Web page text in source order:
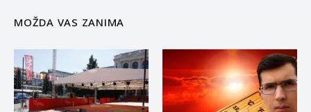
MOŽDA VAS ZANIMA